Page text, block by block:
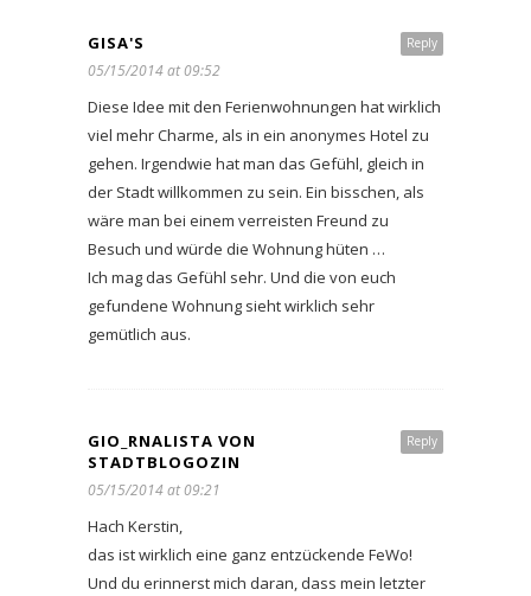
Reply
GISA'S
05/15/2014 at 09:52
Diese Idee mit den Ferienwohnungen hat wirklich
viel mehr Charme, als in ein anonymes Hotel zu
gehen. Irgendwie hat man das Gefühl, gleich in
der Stadt willkommen zu sein. Ein bisschen, als
wäre man bei einem verreisten Freund zu
Besuch und würde die Wohnung hüten …
Ich mag das Gefühl sehr. Und die von euch
gefundene Wohnung sieht wirklich sehr
gemütlich aus.
Reply
GIO_RNALISTA VON
STADTBLOGOZIN
05/15/2014 at 09:21
Hach Kerstin,
das ist wirklich eine ganz entzückende FeWo!
Und du erinnerst mich daran, dass mein letzter